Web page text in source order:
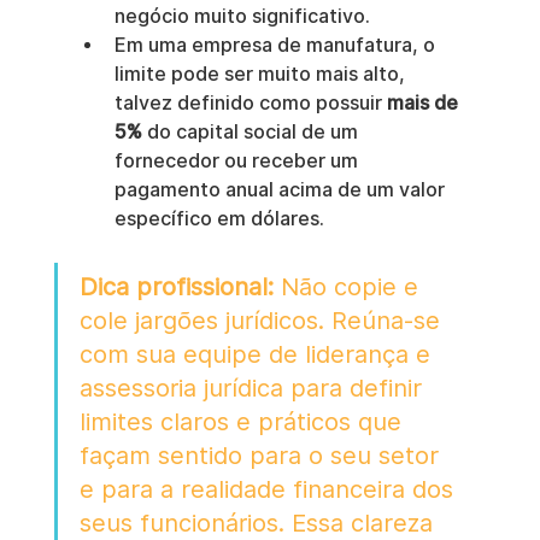
negócio muito significativo.
Em uma empresa de manufatura, o
limite pode ser muito mais alto,
talvez definido como possuir mais de
5% do capital social de um
fornecedor ou receber um
pagamento anual acima de um valor
específico em dólares.
Dica profissional: Não copie e
cole jargões jurídicos. Reúna-se
com sua equipe de liderança e
assessoria jurídica para definir
limites claros e práticos que
façam sentido para o seu setor
e para a realidade financeira dos
seus funcionários. Essa clareza